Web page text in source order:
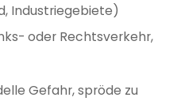
Industriegebiete)
oder Rechtsverkehr,
Gefahr, spröde zu